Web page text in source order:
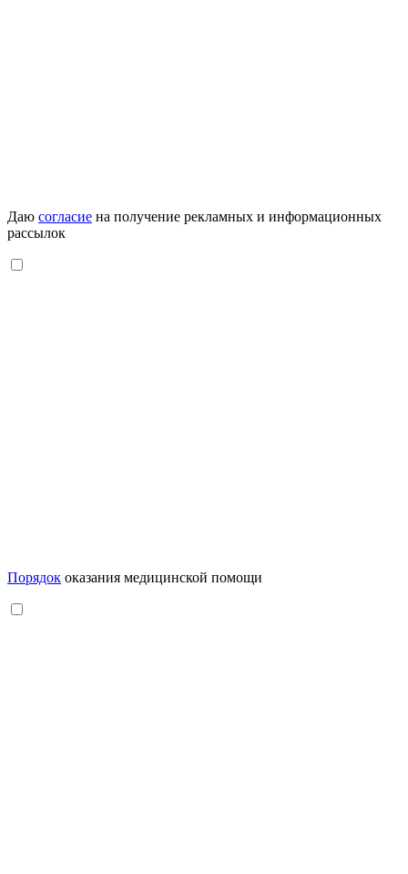
Даю согласие на получение рекламных и информационных
рассылок
Порядок оказания медицинской помощи